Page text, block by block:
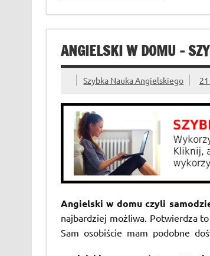
ANGIELSKI W DOMU –
Szybka Nauka Angielskiego
Angielski w domu czyli
najbardziej możliwa. Potwierdza
Sam osobiście mam podobne